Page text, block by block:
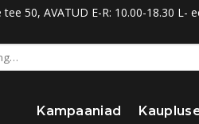
50, AVATUD E-R: 10.00-18.30 L-
Kampaaniad